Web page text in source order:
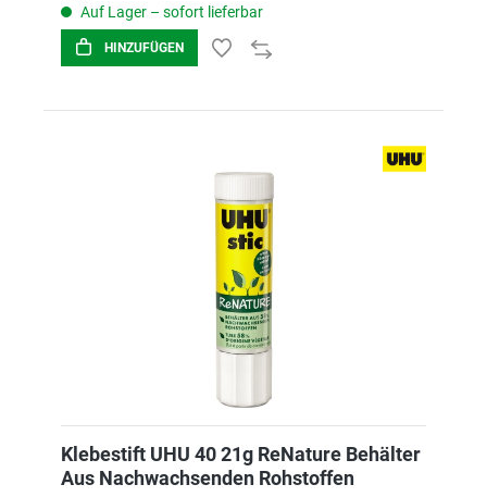
Auf Lager – sofort lieferbar
HINZUFÜGEN
Klebestift UHU 40 21g ReNature Behälter
Aus Nachwachsenden Rohstoffen